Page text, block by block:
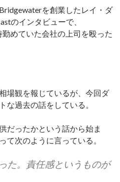
を創業したレイ・ダ
のインタビューで、
めていた会社の上司を殴った
場観を報じているが、今回ダ
な過去の話をしている。
だったかという話から始ま
て次のように言っている。
た。責任感というものが